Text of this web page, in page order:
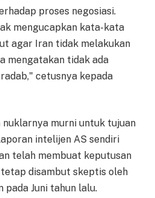
proses negosiasi.
mengucapkan kata-kata
agar Iran tidak melakukan
mengatakan tidak ada
cetusnya kepada
murni untuk tujuan
intelijen AS sendiri
telah membuat keputusan
tetap disambut skeptis oleh
pada Juni tahun lalu.